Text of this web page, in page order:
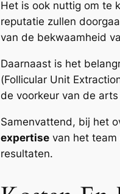
Het is ook nuttig om te
reputatie zullen
van de bekwaamheid
Daarnaast is het
(Follicular Unit
de voorkeur van de
Samenvattend, bij het
expertise van het team
resultaten.